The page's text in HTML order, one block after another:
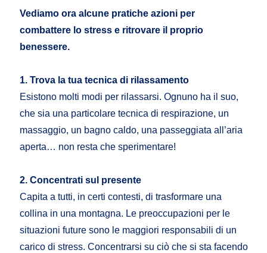
Vediamo ora alcune pratiche azioni per
combattere lo stress e ritrovare il proprio
benessere.
1. Trova la tua tecnica di rilassamento
Esistono molti modi per rilassarsi. Ognuno ha il suo,
che sia una particolare tecnica di respirazione, un
massaggio, un bagno caldo, una passeggiata all’aria
aperta… non resta che sperimentare!
2. Concentrati sul presente
Capita a tutti, in certi contesti, di trasformare una
collina in una montagna. Le preoccupazioni per le
situazioni future sono le maggiori responsabili di un
carico di stress. Concentrarsi su ciò che si sta facendo